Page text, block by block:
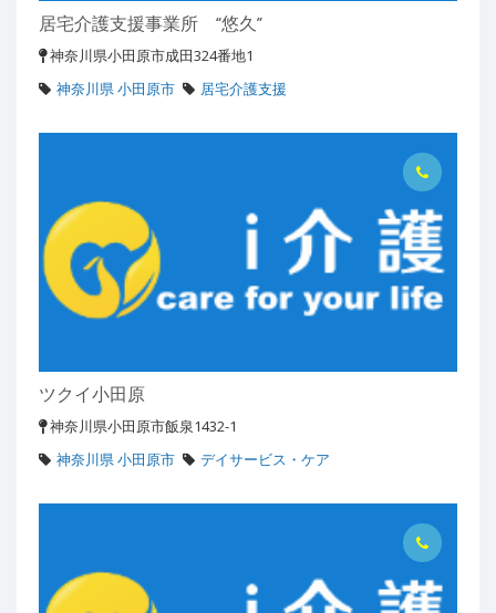
居宅介護支援事業所 “悠久”
神奈川県小田原市成田324番地1
神奈川県 小田原市
居宅介護支援
ツクイ小田原
神奈川県小田原市飯泉1432-1
神奈川県 小田原市
デイサービス・ケア